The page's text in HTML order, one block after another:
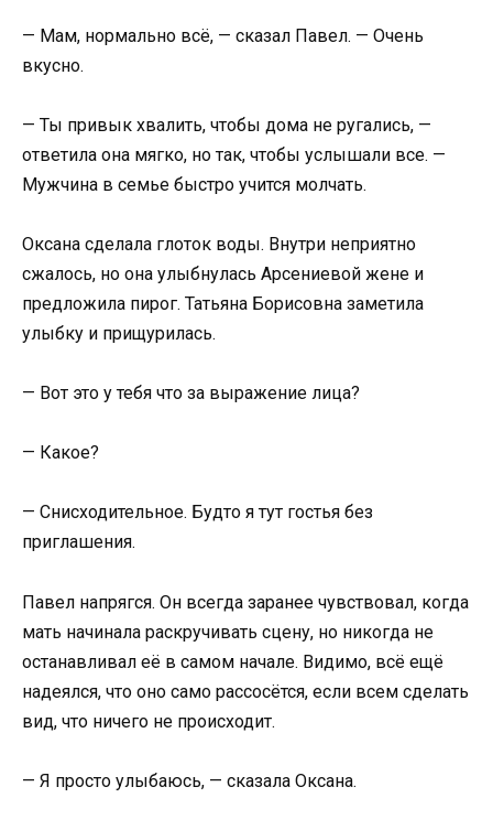
— Мам, нормально всё, — сказал Павел. — Очень
вкусно.
— Ты привык хвалить, чтобы дома не ругались, —
ответила она мягко, но так, чтобы услышали все. —
Мужчина в семье быстро учится молчать.
Оксана сделала глоток воды. Внутри неприятно
сжалось, но она улыбнулась Арсениевой жене и
предложила пирог. Татьяна Борисовна заметила
улыбку и прищурилась.
— Вот это у тебя что за выражение лица?
— Какое?
— Снисходительное. Будто я тут гостья без
приглашения.
Павел напрягся. Он всегда заранее чувствовал, когда
мать начинала раскручивать сцену, но никогда не
останавливал её в самом начале. Видимо, всё ещё
надеялся, что оно само рассосётся, если всем сделать
вид, что ничего не происходит.
— Я просто улыбаюсь, — сказала Оксана.